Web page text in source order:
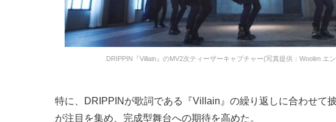
DRIPPIN『Villain』のMV2次ティーザーキャプチャー(写真提供：Woolim エ
特に、DRIPPINが歌詞である『Villain』の繰り返しに合わせて
が注目を集め、完成型舞台への期待を高めた。